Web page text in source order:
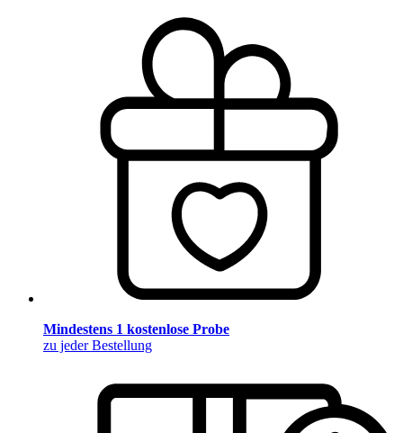
Mindestens 1 kostenlose Probe
zu jeder Bestellung